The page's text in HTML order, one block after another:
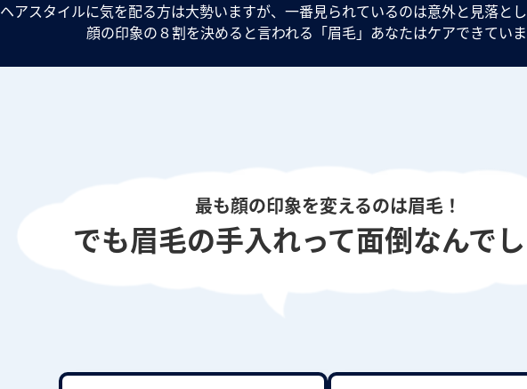
ヘアスタイルに気を配る方は大勢いますが、一番見られているのは意外と見落と
顔の印象の８割を決めると言われる 「眉毛」 あなたはケアできてい
最も顔の印象を変えるのは眉毛！
でも眉毛の手入れって面倒なんで